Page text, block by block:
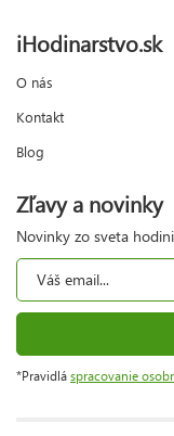
iHodinarstvo.sk
O nás
Kontakt
Blog
Zľavy a novinky
Novinky zo sveta
*Pravidlá spracovanie